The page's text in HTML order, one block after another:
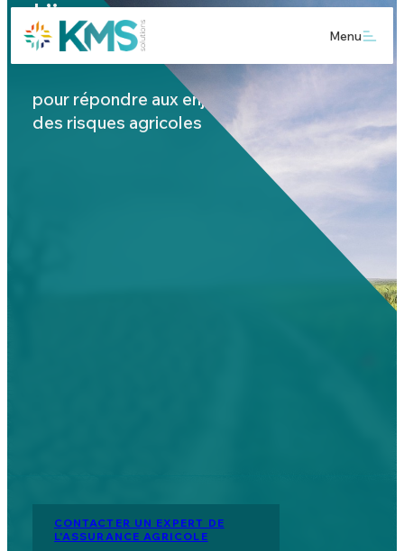
Menu
L’innovation digitale
agricole
pour répondre aux enjeux de l’assurance
des risques agricoles
CONTACTER UN EXPERT DE
L'ASSURANCE AGRICOLE